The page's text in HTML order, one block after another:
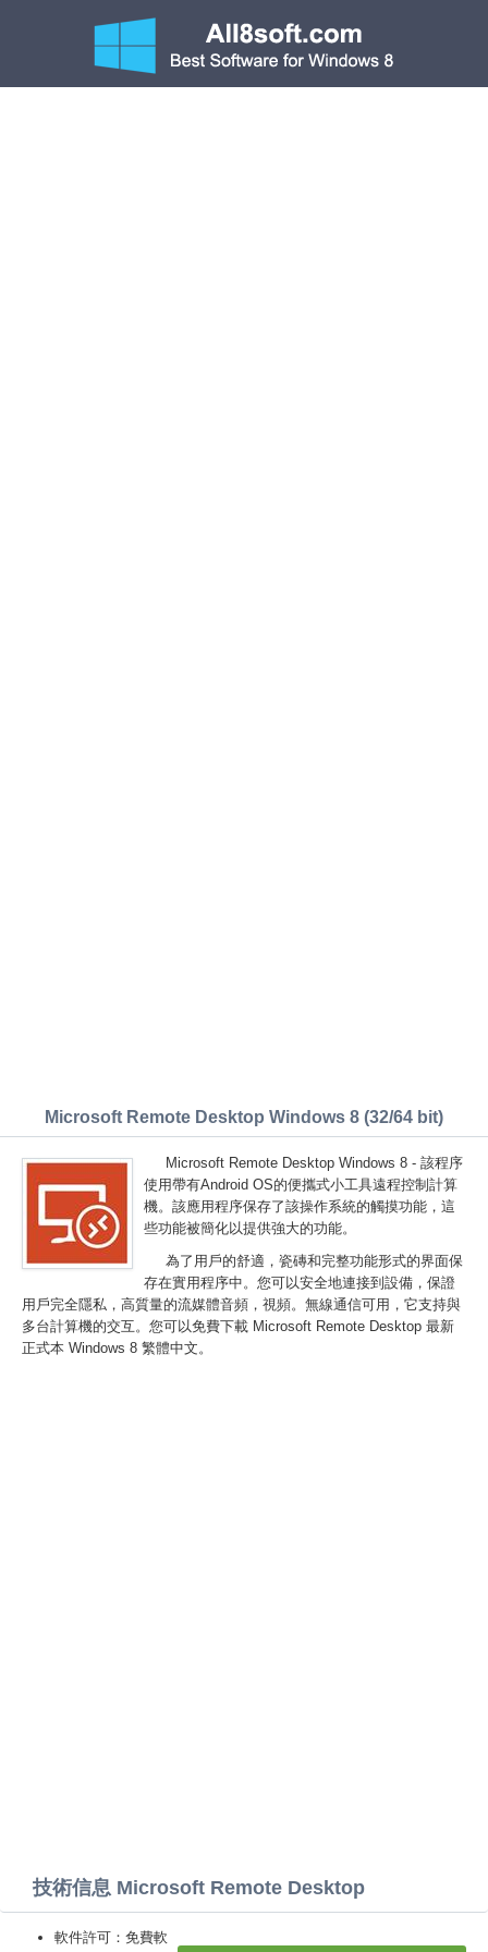
Microsoft Remote Desktop Windows 8 (32/64 bit)
Microsoft Remote Desktop Windows 8 - 該程序
使用帶有Android OS的便攜式小工具遠程控制計算
機。該應用程序保存了該操作系統的觸摸功能，這
些功能被簡化以提供強大的功能。
為了用戶的舒適，瓷磚和完整功能形式的界面保
存在實用程序中。您可以安全地連接到設備，保證
用戶完全隱私，高質量的流媒體音頻，視頻。無線通信可用，它支持與
多台計算機的交互。您可以免費下載 Microsoft Remote Desktop 最新
正式本 Windows 8 繁體中文。
技術信息 Microsoft Remote Desktop
軟件許可：免費軟